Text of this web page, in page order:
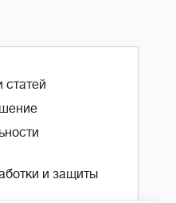
статей
и защиты